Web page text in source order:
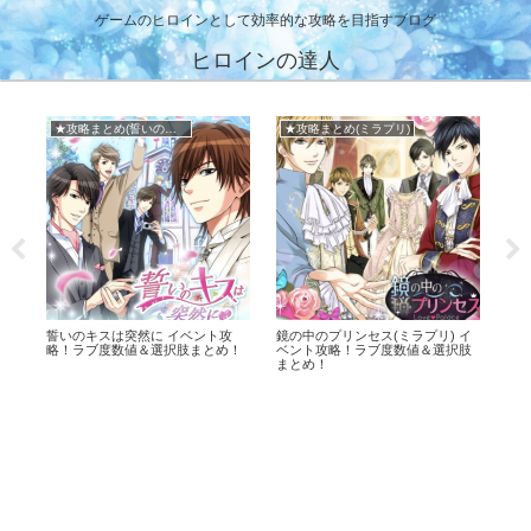
ゲームのヒロインとして効率的な攻略を目指すブログ
ヒロインの達人
★攻略まとめ(誓いのキス)
誓いのキスは突然に イベント攻
略！ラブ度数値＆選択肢まとめ！
★攻略まとめ(ミラプリ)
鏡の中のプリンセス(ミラプリ) イ
ベント攻略！ラブ度数値＆選択肢
まとめ！